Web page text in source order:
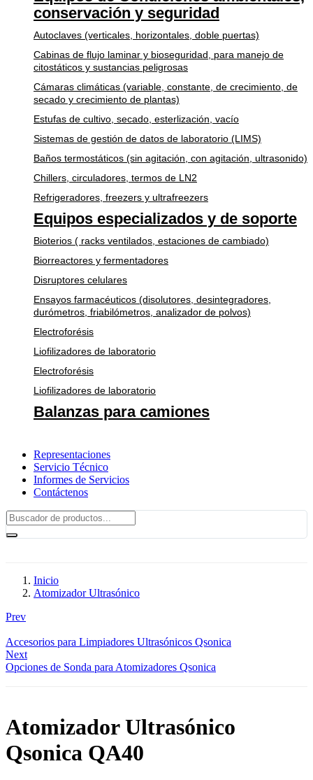
conservación y seguridad
Autoclaves (verticales, horizontales, doble puertas)
Cabinas de flujo laminar y bioseguridad, para manejo de
citostáticos y sustancias peligrosas
Cámaras climáticas (variable, constante, de crecimiento, de
secado y crecimiento de plantas)
Estufas de cultivo, secado, esterlización, vacío
Sistemas de gestión de datos de laboratorio (LIMS)
Baños termostáticos (sin agitación, con agitación, ultrasonido)
Chillers, circuladores, termos de LN2
Refrigeradores, freezers y ultrafreezers
Equipos especializados y de soporte
Bioterios ( racks ventilados, estaciones de cambiado)
Biorreactores y fermentadores
Disruptores celulares
Ensayos farmacéuticos (disolutores, desintegradores,
durómetros, friabilómetros, analizador de polvos)
Electroforésis
Liofilizadores de laboratorio
Electroforésis
Liofilizadores de laboratorio
Balanzas para camiones
Representaciones
Servicio Técnico
Informes de Servicios
Contáctenos
Inicio
Atomizador Ultrasónico
Prev
Accesorios para Limpiadores Ultrasónicos Qsonica
Next
Opciones de Sonda para Atomizadores Qsonica
Atomizador Ultrasónico
Qsonica QA40